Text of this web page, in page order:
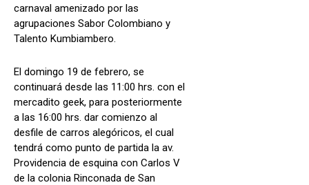
carnaval amenizado por las
agrupaciones Sabor Colombiano y
Talento Kumbiambero.
El domingo 19 de febrero, se
continuará desde las 11:00 hrs. con el
mercadito geek, para posteriormente
a las 16:00 hrs. dar comienzo al
desfile de carros alegóricos, el cual
tendrá como punto de partida la av.
Providencia de esquina con Carlos V
de la colonia Rinconada de San